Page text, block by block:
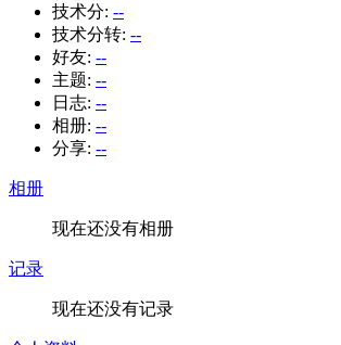
技术分: --
技术分转: --
好友: --
主题: --
日志: --
相册: --
分享: --
相册
现在还没有相册
记录
现在还没有记录